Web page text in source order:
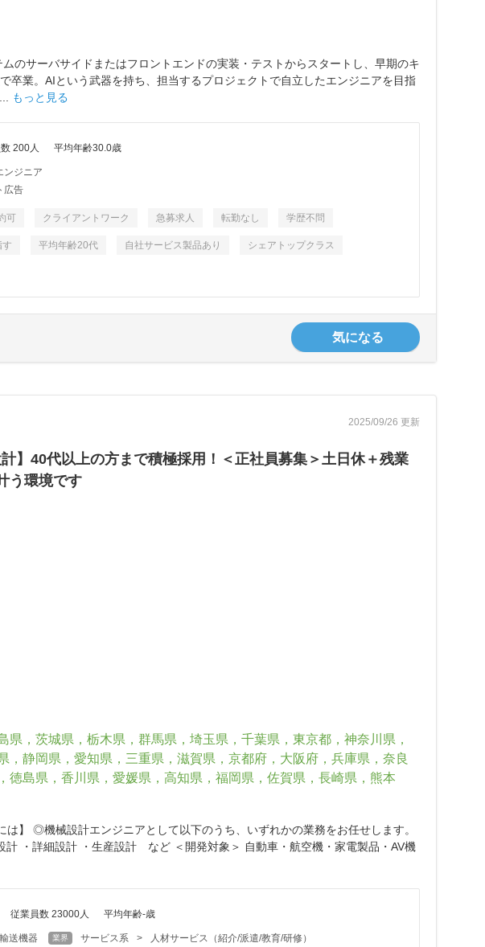
のサーバサイドまたはフロントエンドの実装・テストからスタートし、早期のキ
卒業。AIという武器を持ち、担当するプロジェクトで自立したエンジニアを目指
もっと見る
200人 平均年齢30.0歳
ンジニア
広告
可 クライアントワーク 急募求人 転勤なし 学歴不問
す 平均年齢20代 自社サービス製品あり シェアトップクラス
気になる
2025/09/26 更新
】40代以上の方まで積極採用！＜正社員募集＞土日休＋残業
う環境です
，茨城県，栃木県，群馬県，埼玉県，千葉県，東京都，神奈川県，
静岡県，愛知県，三重県，滋賀県，京都府，大阪府，兵庫県，奈良
島県，香川県，愛媛県，高知県，福岡県，佐賀県，長崎県，熊本
】 ◎機械設計エンジニアとして以下のうち、いずれかの業務をお任せします。
計 ・詳細設計 ・生産設計 など ＜開発対象＞ 自動車・航空機・家電製品・AV機
従業員数 23000人 平均年齢-歳
送機器 業界 サービス系 > 人材サービス（紹介/派遣/教育/研修）